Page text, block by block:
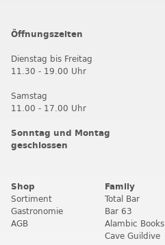
Öffnungszeiten
Dienstag bis Freitag
11.30 - 19.00 Uhr
Samstag
11.00 - 17.00 Uhr
Sonntag und Montag
geschlossen
Shop
Sortiment
Gastronomie
AGB
Family
Total Bar
Bar 63
Alambic Books
Cave Guildive